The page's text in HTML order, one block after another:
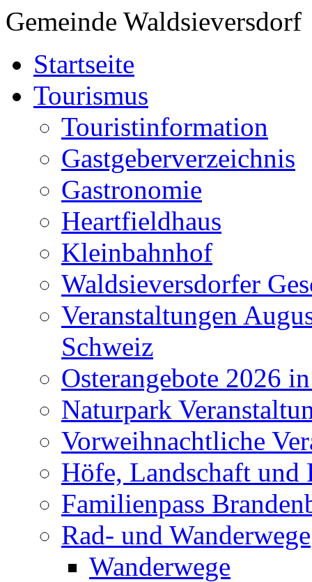
Gemeinde Waldsieversdorf
Startseite
Tourismus
Touristinformation
Gastgeberverzeichnis
Gastronomie
Heartfieldhaus
Kleinbahnhof
Waldsieversdorfer
Veranstaltungen
Schweiz
Osterangebote 2026
Naturpark
Vorweihnachtliche
Höfe, Landschaft und
Familienpass
Rad- und Wanderwege
Wanderwege